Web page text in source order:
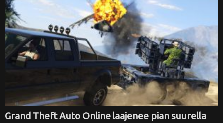
Grand Theft Auto Online laajenee pian suurella